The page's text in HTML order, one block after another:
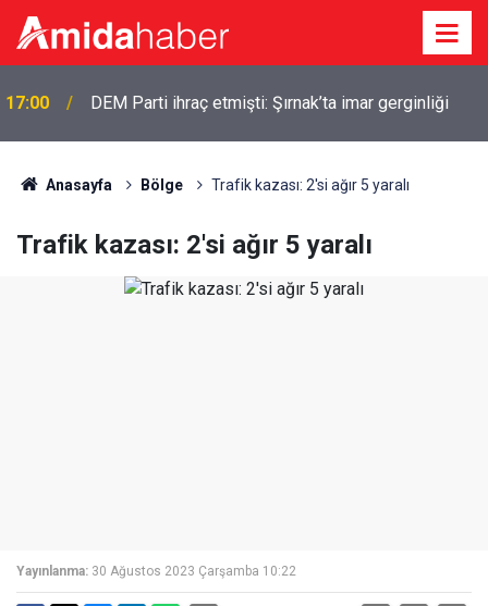
17:00 DEM Parti ihraç etmişti: Şırnak’ta imar gerginliği
Anasayfa Bölge Trafik kazası: 2'si ağır 5 yaralı
Trafik kazası: 2'si ağır 5 yaralı
Yayınlanma: 30 Ağustos 2023 Çarşamba 10:22